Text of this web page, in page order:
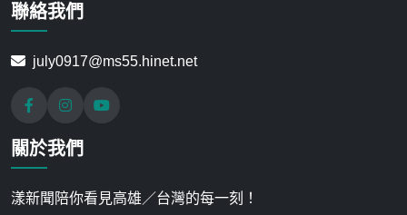
聯絡我們
july0917@ms55.hinet.net
關於我們
漾新聞陪你看見高雄／台灣的每一刻！